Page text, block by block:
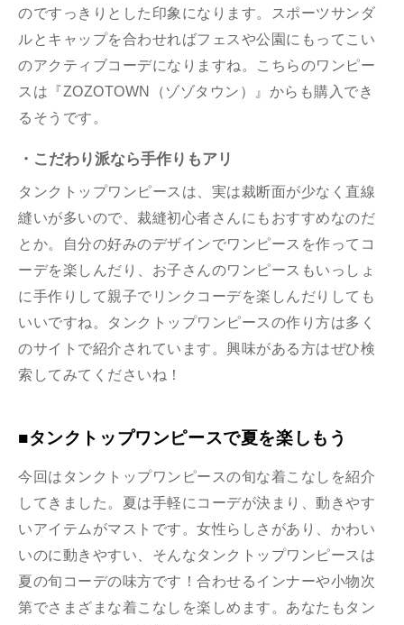
のですっきりとした印象になります。スポーツサンダ
ルとキャップを合わせればフェスや公園にもってこい
のアクティブコーデになりますね。こちらのワンピー
スは『ZOZOTOWN（ゾゾタウン）』からも購入でき
るそうです。
・こだわり派なら手作りもアリ
タンクトップワンピースは、実は裁断面が少なく直線
縫いが多いので、裁縫初心者さんにもおすすめなのだ
とか。自分の好みのデザインでワンピースを作ってコ
ーデを楽しんだり、お子さんのワンピースもいっしょ
に手作りして親子でリンクコーデを楽しんだりしても
いいですね。タンクトップワンピースの作り方は多く
のサイトで紹介されています。興味がある方はぜひ検
索してみてくださいね！
■タンクトップワンピースで夏を楽しもう
今回はタンクトップワンピースの旬な着こなしを紹介
してきました。夏は手軽にコーデが決まり、動きやす
いアイテムがマストです。女性らしさがあり、かわい
いのに動きやすい、そんなタンクトップワンピースは
夏の旬コーデの味方です！合わせるインナーや小物次
第でさまざまな着こなしを楽しめます。あなたもタン